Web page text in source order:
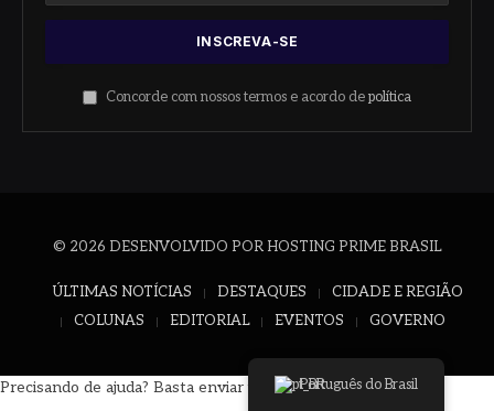
Concorde com nossos termos e acordo de política
© 2026 DESENVOLVIDO POR HOSTING PRIME BRASIL
ÚLTIMAS NOTÍCIAS DESTAQUES
CIDADE E REGIÃO
COLUNAS
EDITORIAL EVENTOS GOVERNO
Português do Brasil
Precisando de ajuda? Basta enviar uma mensagem.